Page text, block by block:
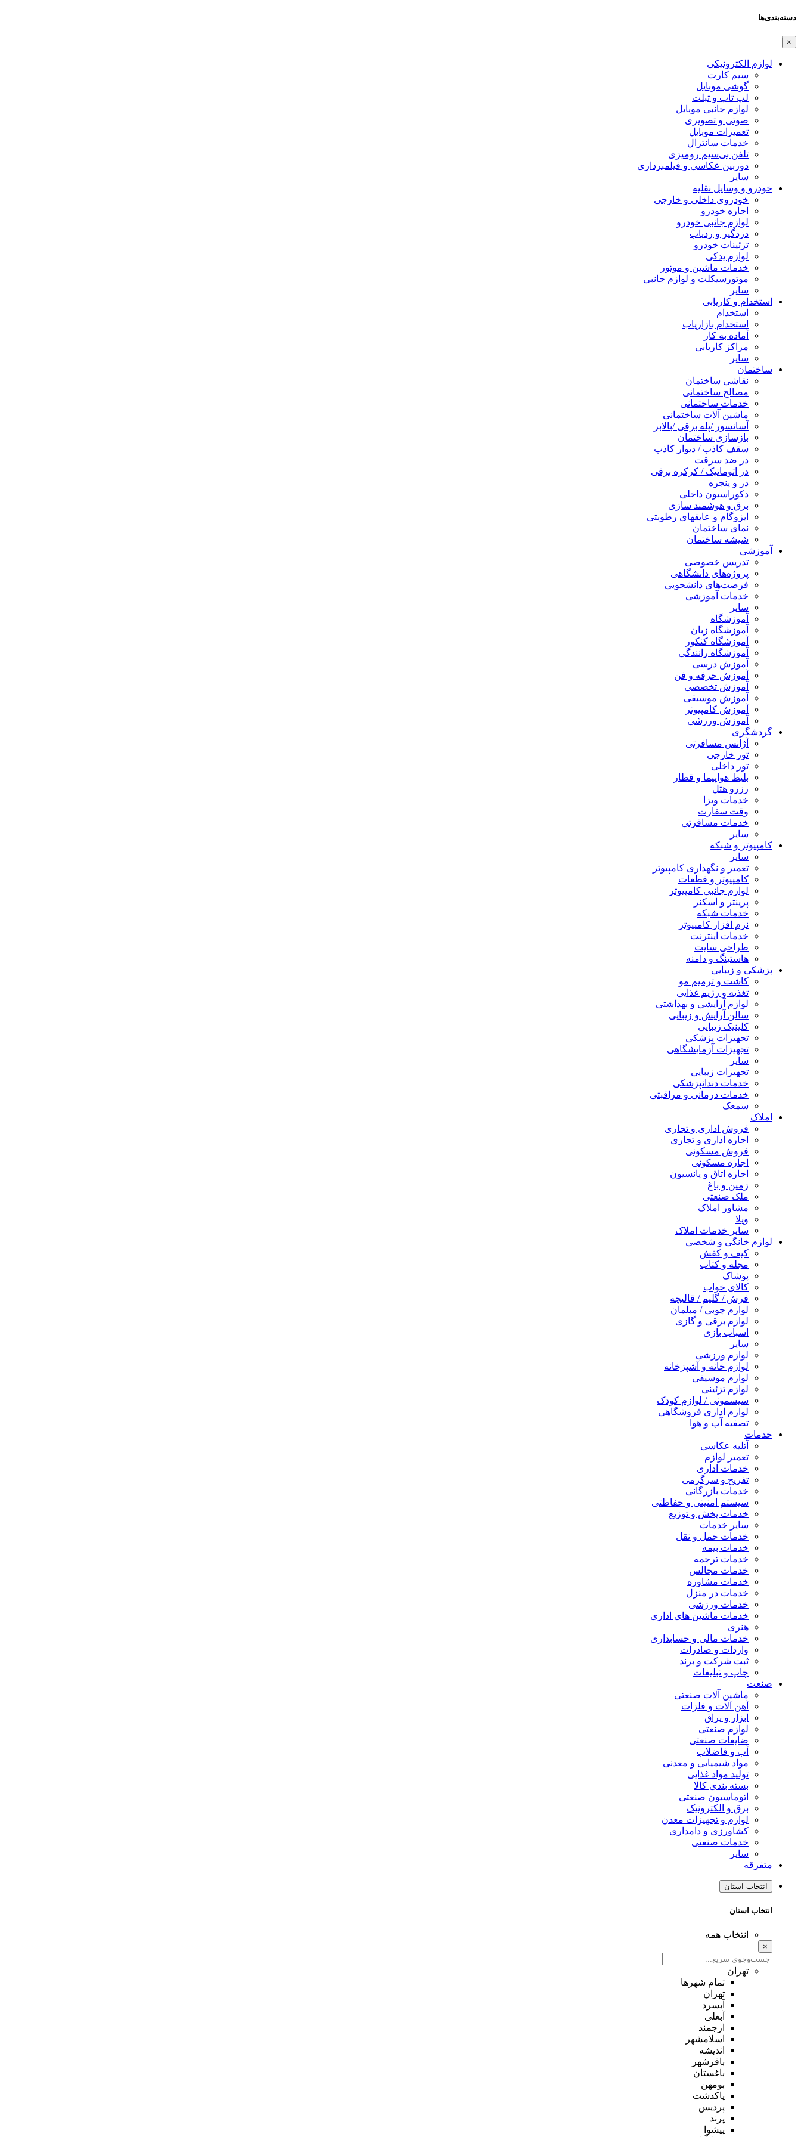
دسته‌بندی‌ها
×
لوازم الکترونیکی
سیم کارت
گوشی موبایل
لپ تاپ و تبلت
لوازم جانبی موبایل
صوتی و تصویری
تعمیرات موبایل
خدمات سانترال
تلفن بی‌سیم رومیزی
دوربین عکاسی و فیلمبرداری
سایر
خودرو و وسایل نقلیه
خودروی داخلی و خارجی
اجاره خودرو
لوازم جانبی خودرو
دزدگیر و ردیاب
تزئینات خودرو
لوازم یدکی
خدمات ماشین و موتور
موتورسیکلت و لوازم جانبی
سایر
استخدام و کاریابی
استخدام
استخدام بازاریاب
آماده به کار
مراکز کاریابی
سایر
ساختمان
نقاشی ساختمان
مصالح ساختمانی
خدمات ساختمانی
ماشین آلات ساختمانی
آسانسور /پله برقی /بالابر
بازسازی ساختمان
سقف کاذب / دیوار کاذب
در ضد سرقت
در اتوماتیک / کرکره برقی
در و پنجره
دکوراسیون داخلی
برق و هوشمند سازی
ایزوگام و عایقهای رطوبتی
نمای ساختمان
شیشه ساختمان
آموزشی
تدریس خصوصی
پروژه‌های دانشگاهی
فرصت‌های دانشجویی
خدمات آموزشی
سایر
آموزشگاه
آموزشگاه زبان
آموزشگاه کنکور
آموزشگاه رانندگی
آموزش درسی
آموزش حرفه و فن
آموزش تخصصی
آموزش موسیقی
آموزش کامپیوتر
آموزش ورزشی
گردشگری
آژانس مسافرتی
تور خارجی
تور داخلی
بلیط هواپیما و قطار
رزرو هتل
خدمات ویزا
وقت سفارت
خدمات مسافرتی
سایر
کامپیوتر و شبکه
سایر
تعمیر و نگهداری کامپیوتر
کامپیوتر و قطعات
لوازم جانبی کامپیوتر
پرینتر و اسکنر
خدمات شبکه
نرم افزار کامپیوتر
خدمات اینترنت
طراحی سایت
هاستینگ و دامنه
پزشکی و زیبایی
کاشت و ترمیم مو
تغذیه و رژیم غذایی
لوازم آرایشی و بهداشتی
سالن آرایش و زیبایی
کلینیک زیبایی
تجهیزات پزشکی
تجهیزات آزمایشگاهی
سایر
تجهیزات زیبایی
خدمات دندانپزشکی
خدمات درمانی و مراقبتی
سمعک
املاک
فروش اداری و تجاری
اجاره اداری و تجاری
فروش مسکونی
اجاره مسکونی
اجاره اتاق و پانسیون
زمین و باغ
ملک صنعتی
مشاور املاک
ویلا
سایر خدمات املاک
لوازم خانگی و شخصی
کیف و کفش
مجله و کتاب
پوشاک
کالای خواب
فرش / گلیم / قالیچه
لوازم چوبی / مبلمان
لوازم برقی و گازی
اسباب بازی
سایر
لوازم ورزشی
لوازم خانه و آشپزخانه
لوازم موسیقی
لوازم تزئینی
سیسمونی / لوازم کودک
لوازم اداری فروشگاهی
تصفیه آب و هوا
خدمات
آتلیه عکاسی
تعمیر لوازم
خدمات اداری
تفریح و سرگرمی
خدمات بازرگانی
سیستم امنیتی و حفاظتی
خدمات پخش و توزیع
سایر خدمات
خدمات حمل و نقل
خدمات بیمه
خدمات ترجمه
خدمات مجالس
خدمات مشاوره
خدمات در منزل
خدمات ورزشی
خدمات ماشین های اداری
هنری
خدمات مالی و حسابداری
واردات و صادرات
ثبت شرکت و برند
چاپ و تبلیغات
صنعت
ماشین آلات صنعتی
آهن آلات و فلزات
ابزار و یراق
لوازم صنعتی
ضایعات صنعتی
آب و فاضلاب
مواد شیمیایی و معدنی
تولید مواد غذایی
بسته بندی کالا
اتوماسیون صنعتی
برق و الکترونیک
لوازم و تجهیزات معدن
کشاورزی و دامداری
خدمات صنعتی
سایر
متفرقه
انتخاب استان
انتخاب استان
انتخاب همه
×
تهران
تمام شهر‌ها
تهران
آبسرد
آبعلی
ارجمند
اسلامشهر
اندیشه
باقرشهر
باغستان
بومهن
پاکدشت
پردیس
پرند
پیشوا